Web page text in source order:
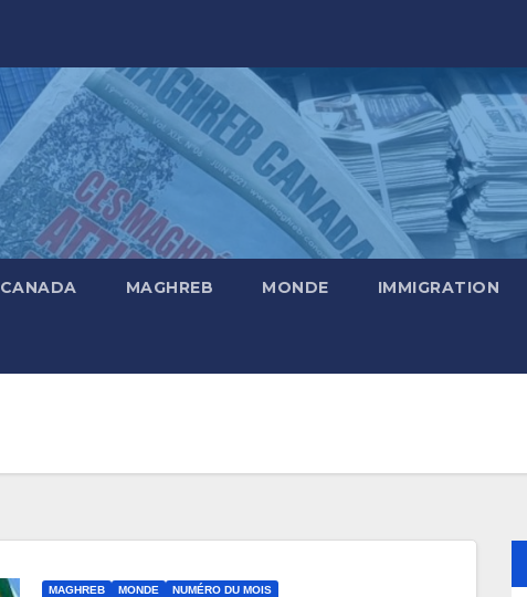
CANADA MAGHREB MONDE IMMIGRATION
MAGHREB MONDE NUMÉRO DU MOIS